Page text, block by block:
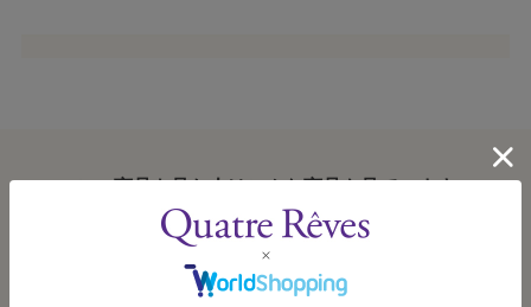
この商品を見た人はこんな商品も見ています